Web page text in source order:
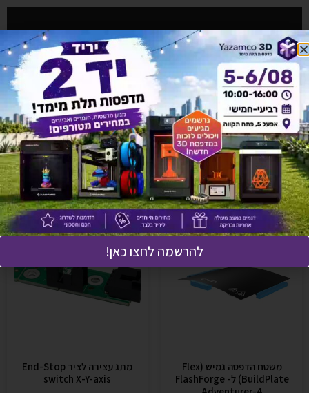
אולי יעניין אותך גם
משטח הדפסה גמיש (Flex
BuildPlate) ל- FlashForge
מתג עצירה לציר End-Stop
switch X-Y-axis
להרשמה לחצו כאן!